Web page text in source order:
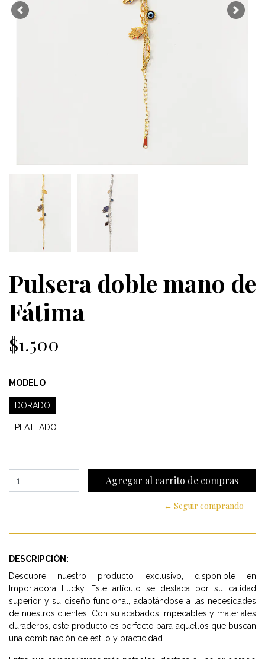
Previous Next
Pulsera doble mano de
Fátima
$1.500
MODELO
DORADO
PLATEADO
← Seguir comprando
DESCRIPCIÓN:
Descubre nuestro producto exclusivo, disponible en
Importadora Lucky. Este artículo se destaca por su calidad
superior y su diseño funcional, adaptándose a las necesidades
de nuestros clientes. Con su acabados impecables y materiales
duraderos, este producto es perfecto para aquellos que buscan
una combinación de estilo y practicidad.